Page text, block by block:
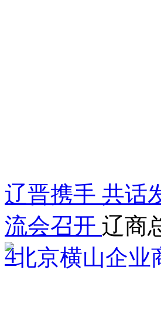
辽晋携手 共
流会召开 辽商
4